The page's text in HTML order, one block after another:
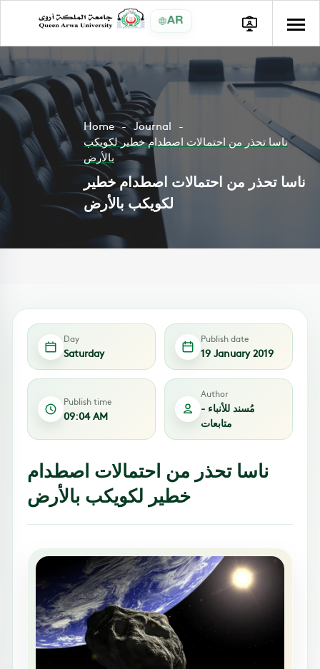
AR
Home
Journal
ناسا تحذر من احتمالات اصطدام خطير لكويكب
بالأرض
ناسا تحذر من احتمالات اصطدام خطير
لكويكب بالأرض
Day
Saturday
Publish date
19 January 2019
Publish time
09:04 AM
Author
مُسند للأنباء -
متابعات
ناسا تحذر من احتمالات اصطدام
خطير لكويكب بالأرض